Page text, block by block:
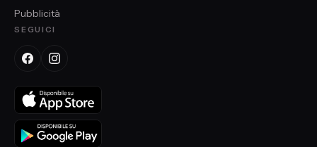
Pubblicità
SEGUICI